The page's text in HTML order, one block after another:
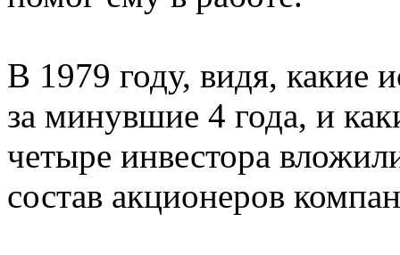
В 1979 году, видя, какие
за минувшие 4 года, и
четыре инвестора
состав акционеров